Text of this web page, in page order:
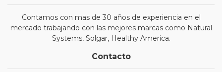
Contamos con mas de 30 años de experiencia en el
mercado trabajando con las mejores marcas como Natural
Systems, Solgar, Healthy America.
Contacto